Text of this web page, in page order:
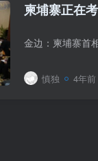
柬埔寨正在
慎独 4年前